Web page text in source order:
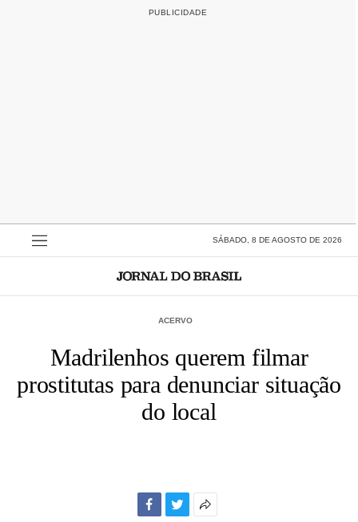
SÁBADO, 8 DE AGOSTO DE 2026
ACERVO
Madrilenhos querem filmar
prostitutas para denunciar situação
do local